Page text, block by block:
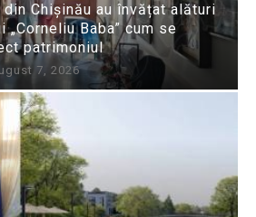
din Chișinău au învățat alături
Baba” cum se
patrimoniul
7, 2026